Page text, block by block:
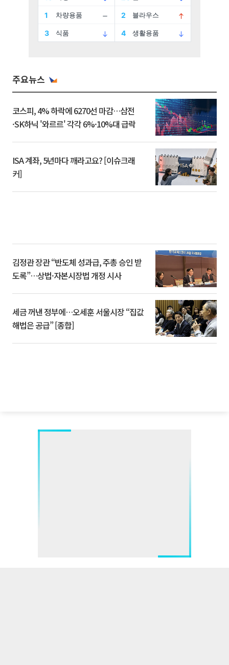
주요뉴스
코스피, 4% 하락에 6270선 마감…삼전
·SK하닉 '와르르' 각각 6%·10%대 급락
ISA 계좌, 5년마다 깨라고요? [이슈크래
커]
김정관 장관 “반도체 성과급, 주총 승인 받
도록”…상법·자본시장법 개정 시사
세금 꺼낸 정부에…오세훈 서울시장 “집값
해법은 공급” [종합]